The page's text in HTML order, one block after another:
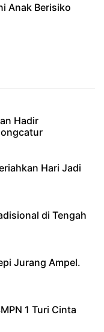
Anak Berisiko
Hadir
Hari Jadi
di Tengah
Jurang Ampel.
1 Turi Cinta